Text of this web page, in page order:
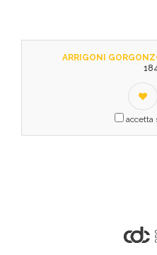
ARRIGONI
accetta